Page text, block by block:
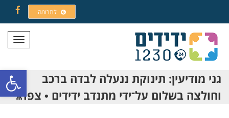
פתח
לתרומה
תפריט
גני מודיעין: תינוקת ננעלה לבדה ברכב
וחולצה בשלום על־ידי מתנדב ידידים • צפו🎥